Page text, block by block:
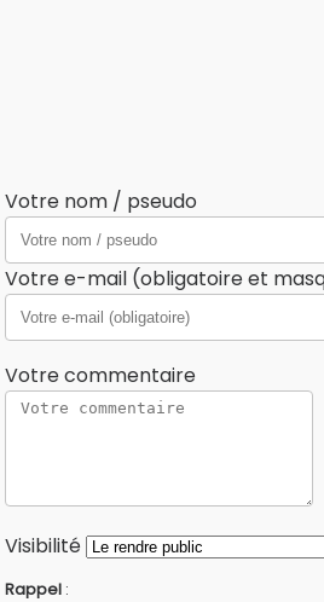
Votre nom / pseudo
Votre e-mail (obligatoire et
Votre commentaire
Visibilité
Rappel :